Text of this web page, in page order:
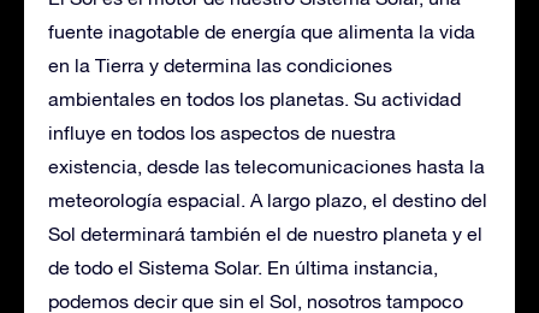
fuente inagotable de energía que alimenta la vida
en la Tierra y determina las condiciones
ambientales en todos los planetas. Su actividad
influye en todos los aspectos de nuestra
existencia, desde las telecomunicaciones hasta la
meteorología espacial. A largo plazo, el destino del
Sol determinará también el de nuestro planeta y el
de todo el Sistema Solar. En última instancia,
podemos decir que sin el Sol, nosotros tampoco